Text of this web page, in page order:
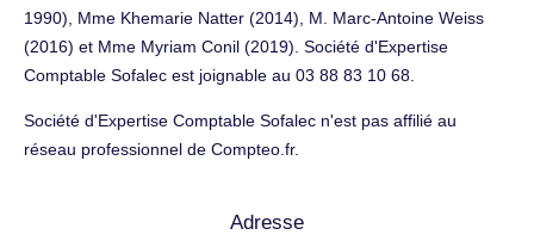
1990), Mme Khemarie Natter (2014), M. Marc-Antoine Weiss
(2016) et Mme Myriam Conil (2019). Société d'Expertise
Comptable Sofalec est joignable au 03 88 83 10 68.
Société d'Expertise Comptable Sofalec n'est pas affilié au
réseau professionnel de Compteo.fr.
Adresse